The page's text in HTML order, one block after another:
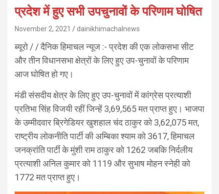
प्रदेश में हुए सभी उपचुनावों के परिणाम घोषित
November 2, 2021 dainikhimachalnews
ब्यूरो / / दैनिक हिमाचल न्यूज :- प्रदेश की एक लोकसभा सीट
और तीन विधानसभा क्षेत्रों के लिए हुए उप-चुनावों के परिणाम
आज घोषित हो गए।
मंडी संसदीय क्षेत्र के लिए हुए उप-चुनावों में कांग्रेस प्रत्याशी
प्रतिभा सिंह विजयी रहीं जिन्हें 3,69,565 मत प्राप्त हुए। भाजपा
के उम्मीदवार ब्रिगेडियर खुशहाल चंद ठाकुर को 3,62,075 मत,
राष्ट्रीय लोकनीति पार्टी की अम्बिका श्याम को 3617, हिमाचल
जनक्रांति पार्टी के मुंशी राम ठाकुर को 1262 जबकि निर्दलीय
प्रत्याशी अनिल कुमार को 1119 और सुभाष मोहन स्नेही को
1772 मत प्राप्त हुए।